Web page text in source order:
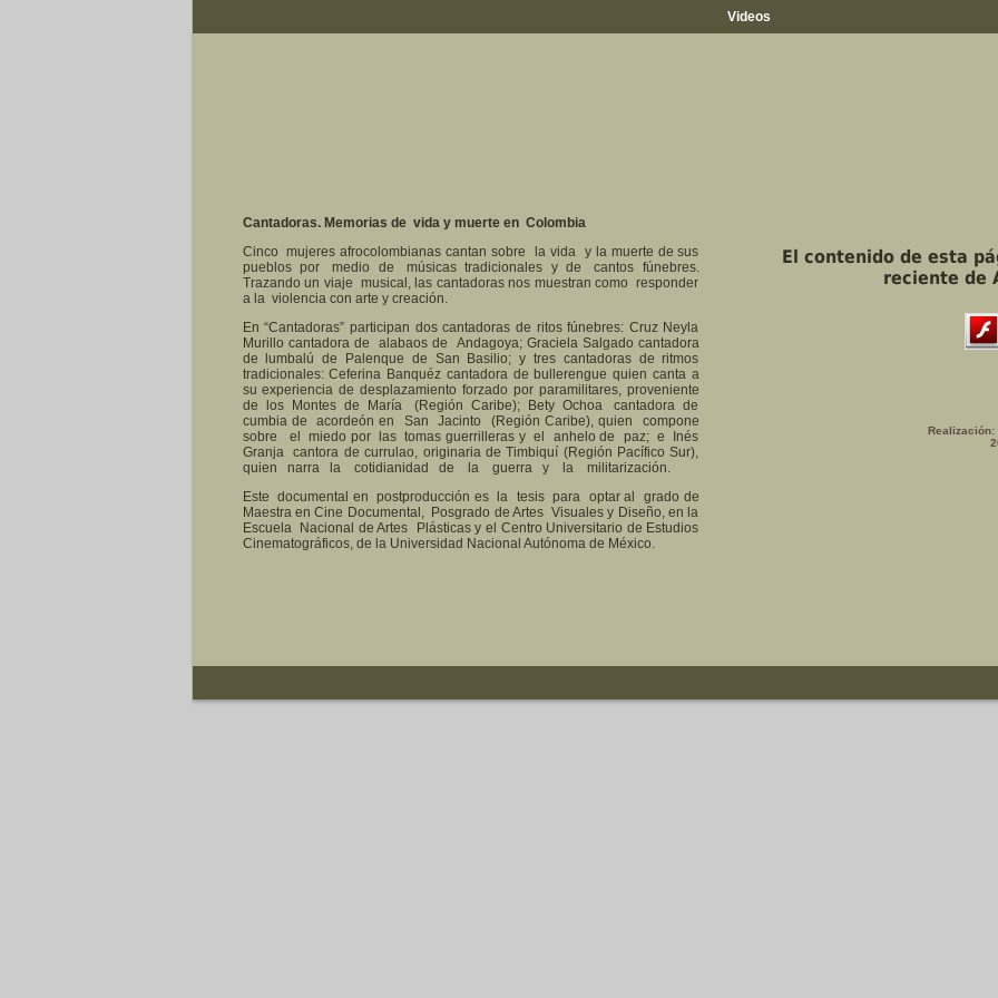
Videos
Cantadoras. Memorias de vida y muerte en Colombia
Cinco mujeres afrocolombianas cantan sobre la vida y la muerte de sus
pueblos por medio de músicas tradicionales y de cantos fúnebres.
Trazando un viaje musical, las cantadoras nos muestran como responder
a la violencia con arte y creación.
En “Cantadoras” participan dos cantadoras de ritos fúnebres: Cruz Neyla
Murillo cantadora de alabaos de Andagoya; Graciela Salgado cantadora
de lumbalú de Palenque de San Basilio; y tres cantadoras de ritmos
tradicionales: Ceferina Banquéz cantadora de bullerengue quien canta a
su experiencia de desplazamiento forzado por paramilitares, proveniente
de los Montes de María (Región Caribe); Bety Ochoa cantadora de
cumbia de acordeón en San Jacinto (Región Caribe), quien compone
sobre el miedo por las tomas guerrilleras y el anhelo de paz; e Inés
Granja cantora de currulao, originaria de Timbiquí (Región Pacífico Sur),
quien narra la cotidianidad de la guerra y la militarización.
Este documental en postproducción es la tesis para optar al grado de
Maestra en Cine Documental, Posgrado de Artes Visuales y Diseño, en la
Escuela Nacional de Artes Plásticas y el Centro Universitario de Estudios
Cinematográficos, de la Universidad Nacional Autónoma de México.
El contenido de esta
reciente de
Realización: